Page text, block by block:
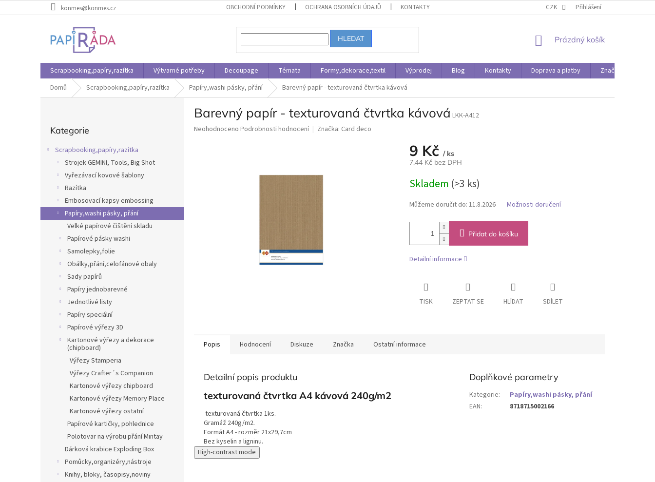
na
konmes@konmes.cz OBCHODNÍ PODMÍNKY OCHRANA OSOBNÍCH ÚDAJŮ KONTAKTY DOPRAVA A PLATBY
CZK Přihlášení
HLEDAT
NÁKUPNÍ
Prázdný košík
Scrapbooking,papíry,razítka Výtvarné potřeby Decoupage Témata Formy,dekorace,textil Výprodej Blog Kontakty Doprava a platby
Značky
Domů
Scrapbooking,papíry,razítka Papíry,washi pásky, přání Barevný papír - texturovaná čtvrtka kávová
a
n
kategorie
Kategorie
Scrapbooking,papíry,razítka
Strojek GEMINI, Tools, Big Shot
Vyřezávací kovové šablony
Razítka
Embosovací kapsy embossing
Papíry,washi pásky, přání
Velké papírové čištění skladu
Papírové pásky washi
Samolepky,folie
Obálky,přání,celofánové obaly
Sady papírů
Papíry jednobarevné
Jednotlivé listy
Papíry speciální
Papírové výřezy 3D
Kartonové výřezy a dekorace
(chipboard)
Výřezy Stamperia
Výřezy Crafter´s Companion
Kartonové výřezy chipboard
Kartonové výřezy Memory Place
Kartonové výřezy ostatní
Papírové kartičky, pohlednice
Polotovar na výrobu přání Mintay
Dárková krabice Exploding Box
Pomůcky,organizéry,nástroje
Knihy, bloky, časopisy,noviny
Barevný papír - texturovaná čtvrtka kávová LKK-A412
Průměrné
Neohodnoceno Podrobnosti hodnocení Značka: Card deco
9 Kč / ks
7,44 Kč bez DPH
cena:
Skladem (>3 ks)
Můžeme doručit do: 11.8.2026 Možnosti doručení
Přidat do košíku
Detailní informace
TISK ZEPTAT SE HLÍDAT SDÍLET
Popis Hodnocení Diskuze Značka Ostatní informace
Detailní popis produktu
texturovaná čtvrtka A4 kávová 240g/m2
texturovaná čtvrtka 1ks.
Gramáž 240g/m2.
Formát A4 - rozměr 21x29,7cm
Bez kyselin a ligninu.
Doplňkové parametry
Kategorie:
Papíry,washi pásky, přání
EAN: 8718715002166
High-contrast mode